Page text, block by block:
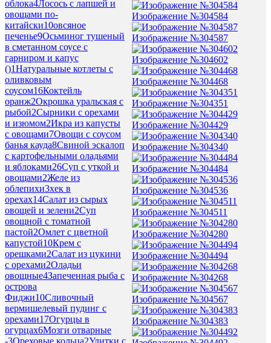
облока4Лосось с лапшей и
овощами по-
китайски10овсяное
печенье9Осьминог тушеный
в сметанном соусе с
гарниром и капус
()1Натуральные котлеты с
оливковым
соусом16Коктейль
оранж2Окрошка уральская с
рыбой2Сырники с орехами
и изюмом2Икра из капусты
с овощами7Овощи с соусом
банья кауда8Свиной эскалоп
с картофельными оладьями
и яблоками26Суп с уткой и
овощами2Желе из
облепихи3хек в
орехах14Салат из сырых
овощей и зелени2Суп
овощной с томатной
пастой2Омлет с цветной
капустой10Крем с
орешками2Салат из цукини
с орехами2Оладьи
овощные4Запеченная рыба с
острова
Фиджи10Сливочный
вермишелевый пудинг с
орехами17Огурцы в
огурцах6Мозги отварные
Изображение №304584
Изображение №304587
Изображение №304602
Изображение №304468
Изображение №304351
Изображение №304429
Изображение №304340
Изображение №304484
Изображение №304536
Изображение №304511
Изображение №304280
Изображение №304494
Изображение №304268
Изображение №304567
Изображение №304383